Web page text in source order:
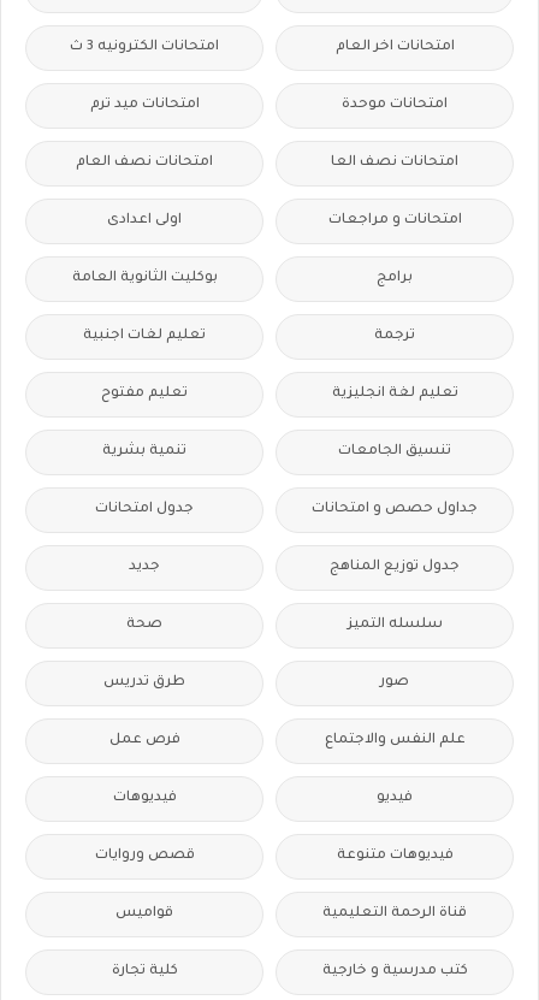
امتحانات اخر العام امتحانات الكترونيه 3 ث
امتحانات موحدة امتحانات ميد ترم
امتحانات نصف العا امتحانات نصف العام
امتحانات و مراجعات اولى اعدادى
برامج بوكليت الثانوية العامة
ترجمة تعليم لغات اجنبية
تعليم لغة انجليزية تعليم مفتوح
تنسيق الجامعات تنمية بشرية
جداول حصص و امتحانات جدول امتحانات
جدول توزيع المناهج جديد
سلسله التميز صحة
صور طرق تدريس
علم النفس والاجتماع فرص عمل
فيديو فيديوهات
فيديوهات متنوعة قصص وروايات
قناة الرحمة التعليمية قواميس
كتب مدرسية و خارجية كلية تجارة